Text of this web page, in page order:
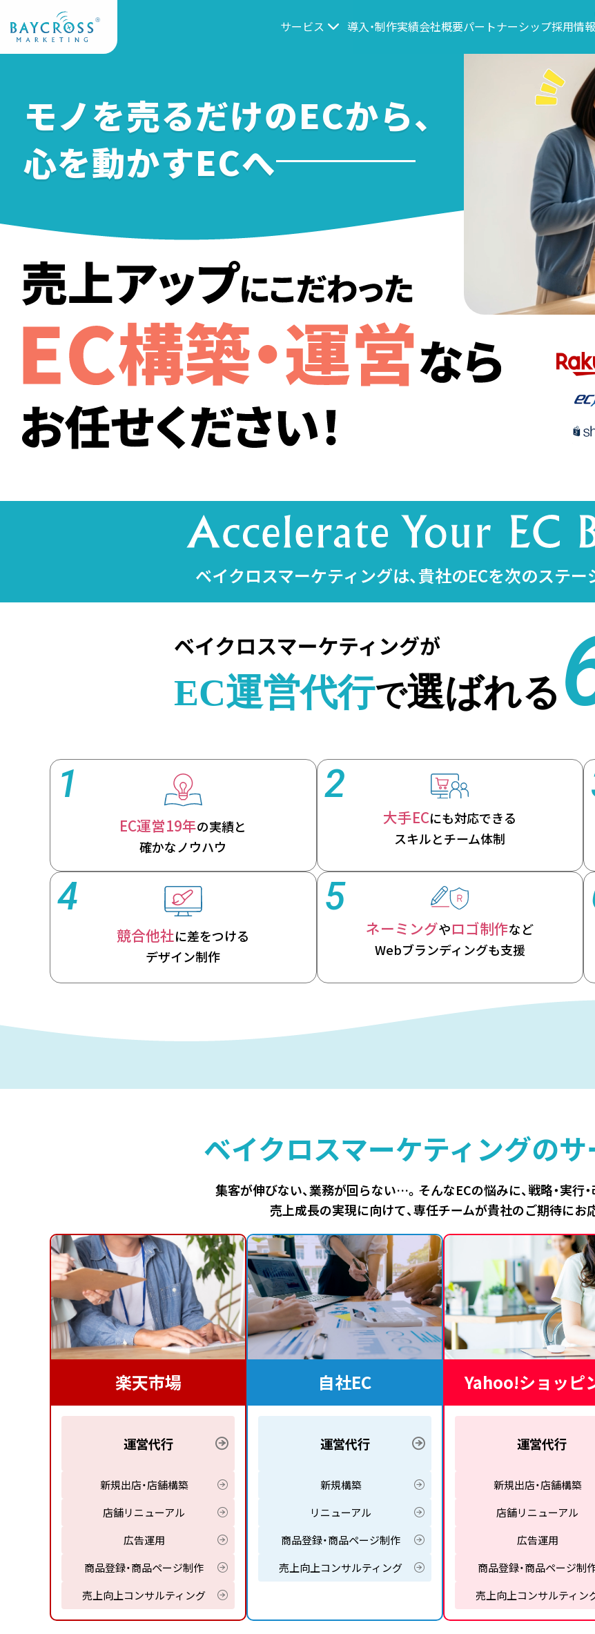
サービス 導入・制作実績会社概要パートナーシップ採用情報
モノを売るだけのECから、
心を動かすECへ
ベイクロスマーケティングは、貴社のECを次のステー
1
EC運営19年の実績と
確かなノウハウ
2
大手ECにも対応できる
スキルとチーム体制
4
競合他社に差をつける
デザイン制作
5
ネーミングやロゴ制作など
Webブランディングも支援
ベイクロスマーケティングの
集客が伸びない、業務が回らない…。 そんなECの悩みに、戦略・実行
売上成長の実現に向けて、専任チームが貴社のご期待にお
楽天市場
運営代行
新規出店・店舗構築
店舗リニューアル
広告運用
商品登録・商品ページ制作
売上向上コンサルティング
自社EC
運営代行
新規構築
リニューアル
商品登録・商品ページ制作
売上向上コンサルティング
Yahoo!ショッピ
運営代行
新規出店・店舗構築
店舗リニューアル
広告運用
商品登録・商品ページ制
売上向上コンサルティン